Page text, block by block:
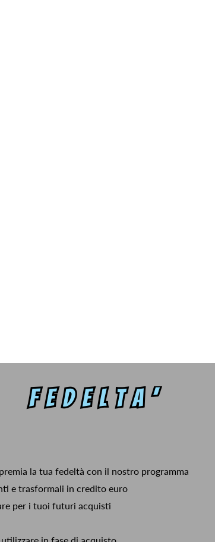
la tua fedeltà con il nostro programma
e trasformali in credito euro
per i tuoi futuri acquisti